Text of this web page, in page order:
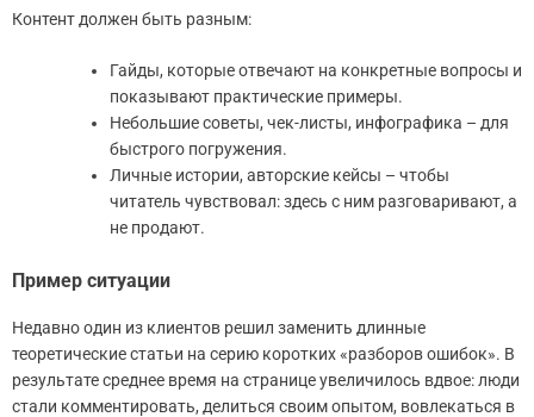
Контент должен быть разным:
Гайды, которые отвечают на конкретные вопросы и
показывают практические примеры.
Небольшие советы, чек-листы, инфографика – для
быстрого погружения.
Личные истории, авторские кейсы – чтобы
читатель чувствовал: здесь с ним разговаривают, а
не продают.
Пример ситуации
Недавно один из клиентов решил заменить длинные
теоретические статьи на серию коротких «разборов ошибок». В
результате среднее время на странице увеличилось вдвое: люди
стали комментировать, делиться своим опытом, вовлекаться в